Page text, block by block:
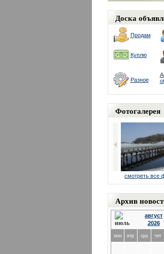
Доска
Продам
Куплю
Разное
Фотогалерея
смотреть все
Архив
август
2026
пон втр срд чет